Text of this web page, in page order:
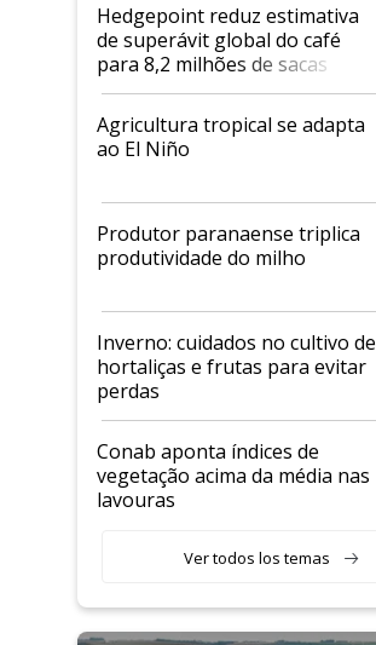
Hedgepoint reduz estimativa
de superávit global do café
para 8,2 milhões de sacas
Agricultura tropical se adapta
ao El Niño
Produtor paranaense triplica
produtividade do milho
Inverno: cuidados no cultivo de
hortaliças e frutas para evitar
perdas
Conab aponta índices de
vegetação acima da média nas
lavouras
Ver todos los temas